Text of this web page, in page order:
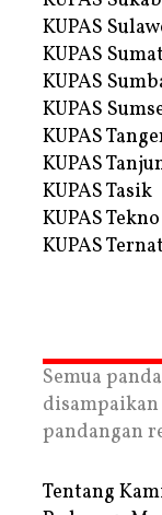
KUPAS
KUPAS
KUPAS
KUPAS
KUPAS
KUPAS
KUPAS Tasik
KUPAS Tekno
KUPAS
Semua
pandangan
Tentang